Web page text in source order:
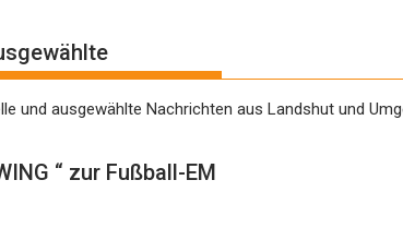
und ausgewählte Nachrichten aus Landshut und
“ zur Fußball-EM